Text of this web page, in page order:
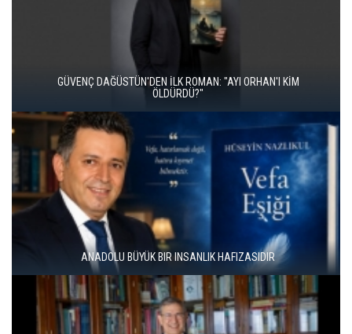
İKİ KİTAP VE BİTMEYEN BİR ENERJİ
ÜNAL ERSÖZLÜ’NÜN YENİ ŞİİR KİTABI “BÖĞÜRTLEN ÖPÜCÜĞÜ”
YAYIMLANDI